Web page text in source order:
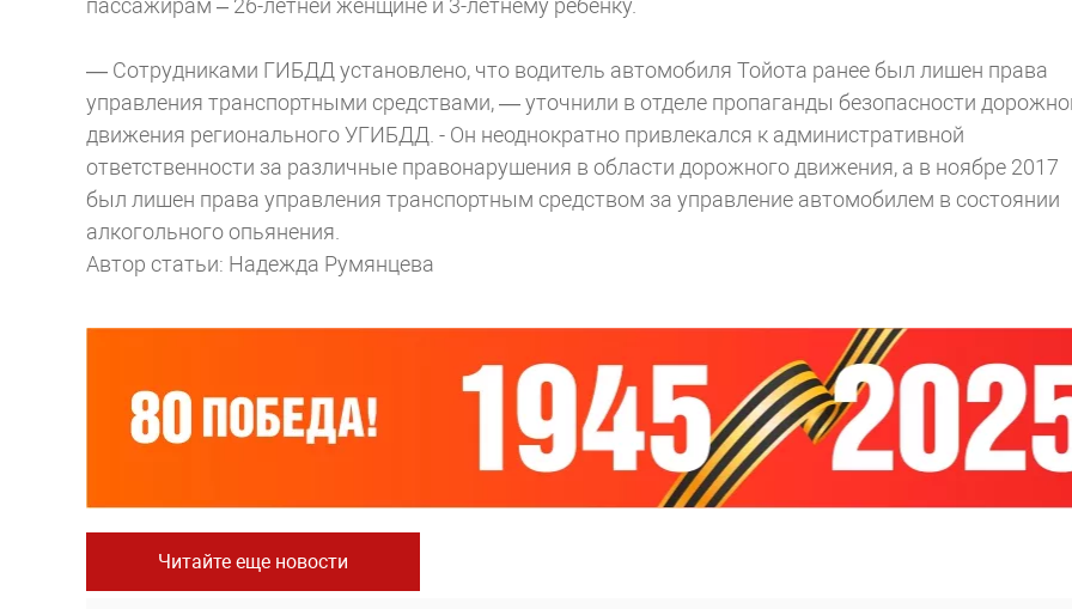
пассажирам – 26-летней женщине и 3-летнему ребенку.
— Сотрудниками ГИБДД установлено, что водитель автомобиля Тойота ранее был лишен права
управления транспортными средствами, — уточнили в отделе пропаганды безопасности
движения регионального УГИБДД. - Он неоднократно привлекался к административной
ответственности за различные правонарушения в области дорожного движения, а в ноябре 2017
был лишен права управления транспортным средством за управление автомобилем в состоянии
алкогольного опьянения.
Автор статьи: Надежда Румянцева
Читайте еще новости